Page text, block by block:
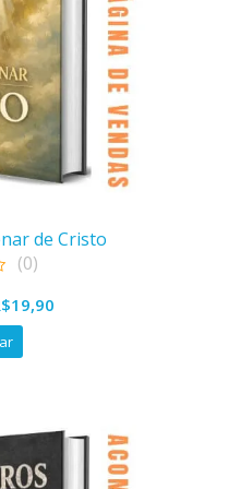
de Cristo
(0)
19,90O